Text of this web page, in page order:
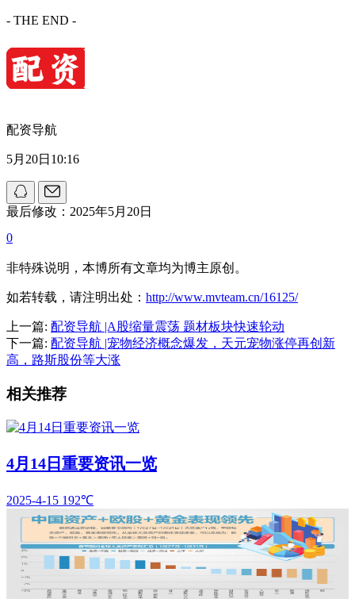
- THE END -
配资导航
5月20日10:16
最后修改：2025年5月20日
0
非特殊说明，本博所有文章均为博主原创。
如若转载，请注明出处： http://www.mvteam.cn/16125/
上一篇: 配资导航 |A股缩量震荡 题材板块快速轮动
下一篇: 配资导航 |宠物经济概念爆发，天元宠物涨停再创新
高，路斯股份等大涨
相关推荐
4月14日重要资讯一览
2025-4-15 192℃